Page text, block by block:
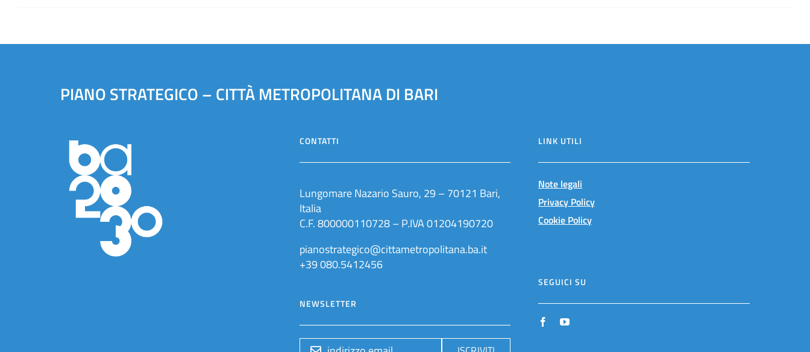
PIANO STRATEGICO – CITTÀ METROPOLITANA DI BARI
CONTATTI
Lungomare Nazario Sauro, 29 – 70121 Bari,
Italia
C.F. 800000110728 – P.IVA 01204190720
pianostrategico@cittametropolitana.ba.it
+39 080.5412456
NEWSLETTER
LINK UTILI
Note legali
Privacy Policy
Cookie Policy
SEGUICI SU